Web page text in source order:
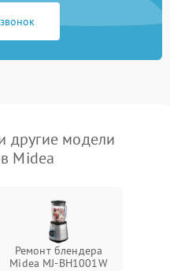
другие модели
Midea
Ремонт блендера
Midea MJ-BH1001W